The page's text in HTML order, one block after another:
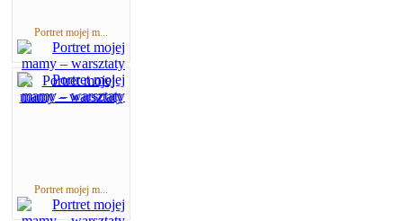
Portret mojej m...
Portret mojej m...